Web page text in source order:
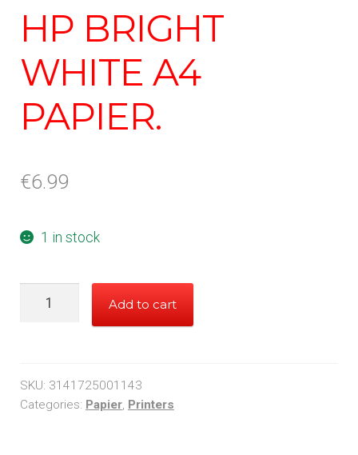
HP BRIGHT
WHITE A4
PAPIER.
€6.99
1 in stock
PAPIER.
quantity
Add to cart
SKU: 3141725001143
Categories: Papier, Printers